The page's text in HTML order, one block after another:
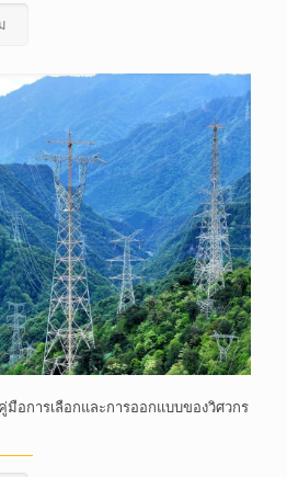
อการเลือกและการออกแบบของวิศวกร